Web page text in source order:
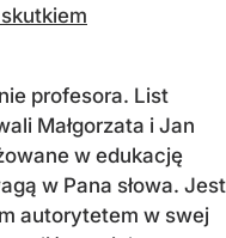
profesora. List
Małgorzata i Jan
w edukację
w Pana słowa. Jest
autorytetem w swej